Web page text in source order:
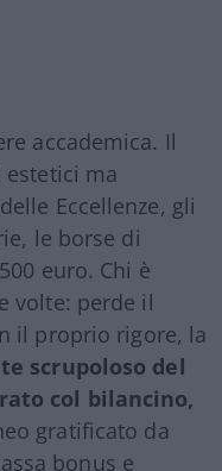
accademica. Il
ma
Eccellenze, gli
le borse di
euro. Chi è
volte: perde il
il proprio rigore, la
scrupoloso del
col bilancino,
gratificato da
bonus e